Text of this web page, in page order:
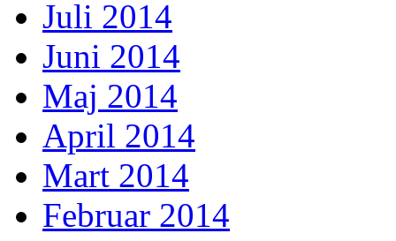
Juli 2014
Juni 2014
Maj 2014
April 2014
Mart 2014
Februar 2014